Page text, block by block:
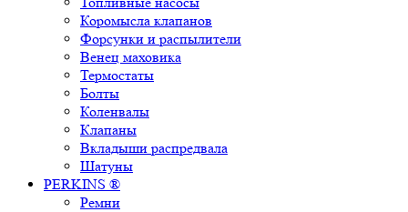
Коромысла клапанов
Форсунки и распылители
Венец маховика
Термостаты
Болты
Коленвалы
Клапаны
Вкладыши распредвала
Шатуны
PERKINS ®
Ремни